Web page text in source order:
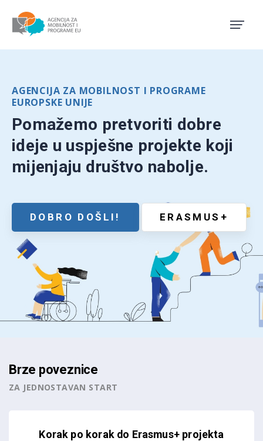
Agencija za mobilnost i
AGENCIJA ZA MOBILNOST I PROGRAME
EUROPSKE UNIJE
Pomažemo pretvoriti dobre
ideje u uspješne projekte koji
mijenjaju društvo nabolje.
DOBRO DOŠLI! ERASMUS+
Brze poveznice
ZA JEDNOSTAVAN START
Korak po korak do Erasmus+ projekta